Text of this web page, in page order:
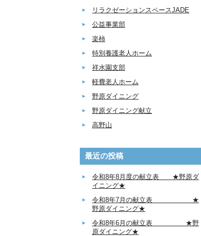
リラクゼーションスペースJADE
公益事業部
楽柿
特別養護老人ホーム
祥水園支部
軽費老人ホーム
野原ダイニング
野原ダイニング献立
高野山
最近の投稿
令和8年8月度の献立表 ★野原ダ
イニング★
令和8年7月の献立表 ★
野原ダイニング★
令和8年6月の献立表 ★野
原ダイニング★